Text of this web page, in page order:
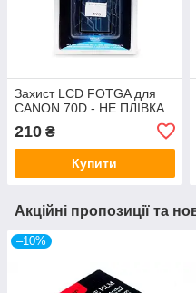
Захист LCD FOTGA для
CANON 70D - НЕ ПЛІВКА
210 ₴
Купити
Акційні пропозиції та
–10%